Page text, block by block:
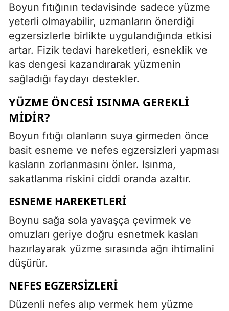
Boyun fıtığının tedavisinde sadece yüzme
yeterli olmayabilir, uzmanların önerdiği
egzersizlerle birlikte uygulandığında etkisi
artar. Fizik tedavi hareketleri, esneklik ve
kas dengesi kazandırarak yüzmenin
sağladığı faydayı destekler.
YÜZME ÖNCESI ISINMA GEREKLI
MIDIR?
Boyun fıtığı olanların suya girmeden önce
basit esneme ve nefes egzersizleri yapması
kasların zorlanmasını önler. Isınma,
sakatlanma riskini ciddi oranda azaltır.
ESNEME HAREKETLERI
Boynu sağa sola yavaşça çevirmek ve
omuzları geriye doğru esnetmek kasları
hazırlayarak yüzme sırasında ağrı ihtimalini
düşürür.
NEFES EGZERSIZLERI
Düzenli nefes alıp vermek hem yüzme